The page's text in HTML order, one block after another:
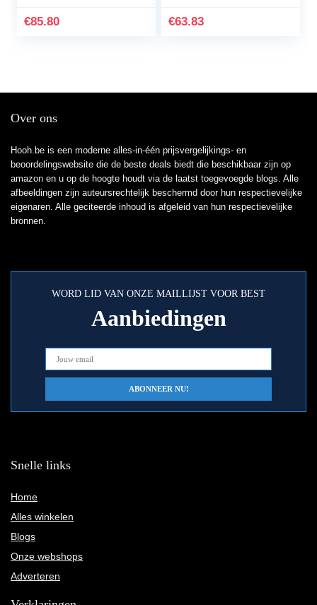
€85.80
réir de plongée Duiken
€63.83
Over ons
Hooh.be is een moderne alles-in-één prijsvergelijkings- en
beoordelingswebsite die de beste deals biedt die beschikbaar zijn op
amazon en u op de hoogte houdt via de laatst toegevoegde blogs. Alle
afbeeldingen zijn auteursrechtelijk beschermd door hun respectievelijke
eigenaren. Alle geciteerde inhoud is afgeleid van hun respectievelijke
bronnen.
WORD LID VAN ONZE MAILLIJST VOOR BEST
Aanbiedingen
Snelle links
Home
Alles winkelen
Blogs
Onze webshops
Adverteren